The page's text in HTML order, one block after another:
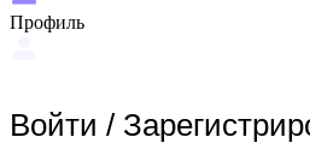
Профиль
Войти /